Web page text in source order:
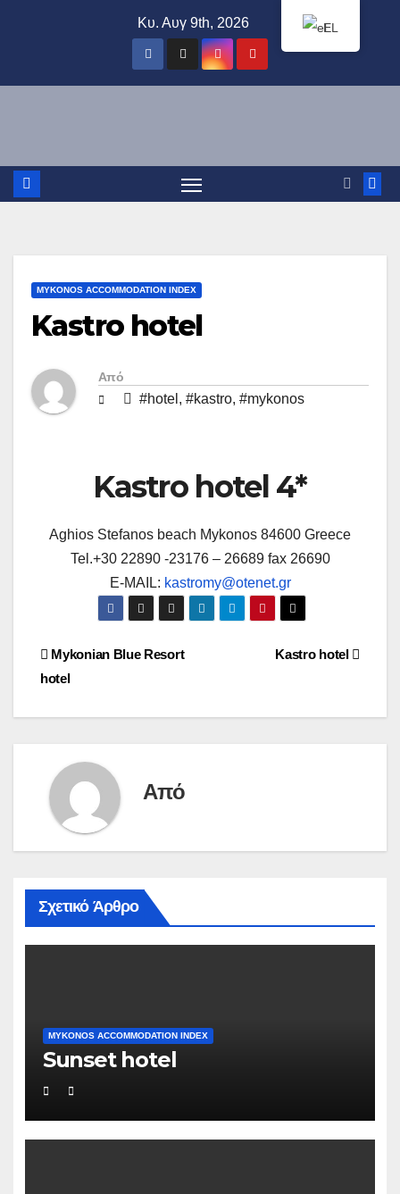
Κυ. Αυγ 9th, 2026
MYKONOS ACCOMMODATION INDEX
Kastro hotel
Από
#hotel , #kastro, #mykonos
Kastro hotel 4*
Aghios Stefanos beach Mykonos 84600 Greece
Tel.+30 22890 -23176 – 26689 fax 26690
E-MAIL: kastromy@otenet.gr
Πλοήγηση
Kastro hotel
Mykonian Blue Resort
hotel
Από
Σχετικό Άρθρο
MYKONOS ACCOMMODATION INDEX
Sunset hotel
EL